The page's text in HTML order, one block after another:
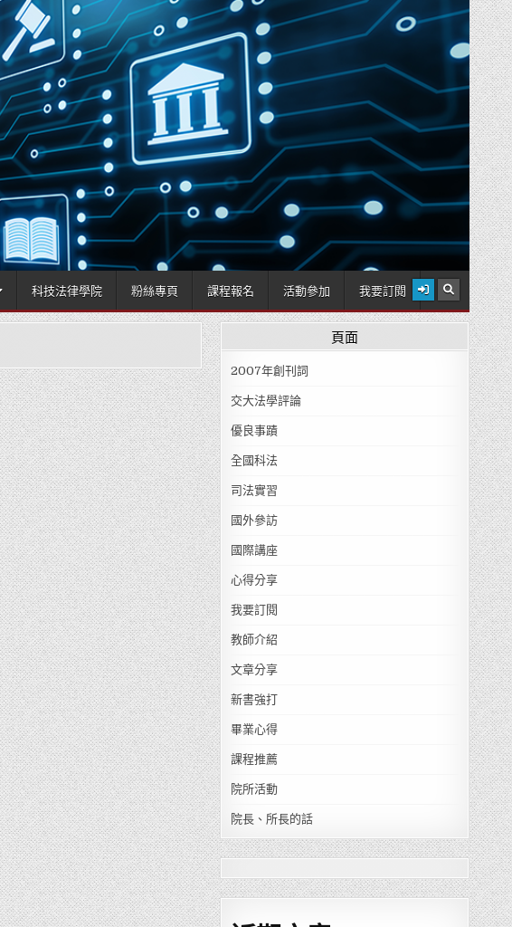
2026 年 8 月 8 日
技法律學院
科技法律學院 粉絲專頁 課程報名 活動參加 我要訂閱
頁面
2007年創刊詞
交大法學評論
優良事蹟
全國科法
司法實習
國外參訪
國際講座
心得分享
我要訂閱
教師介紹
文章分享
新書強打
畢業心得
課程推薦
院所活動
院長、所長的話